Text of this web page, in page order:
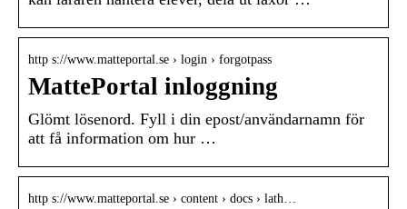
http s://www.matteportal.se › login › forgotpass
MattePortal inloggning
Glömt lösenord. Fyll i din epost/användarnamn för
att få information om hur …
http s://www.matteportal.se › content › docs › lath…